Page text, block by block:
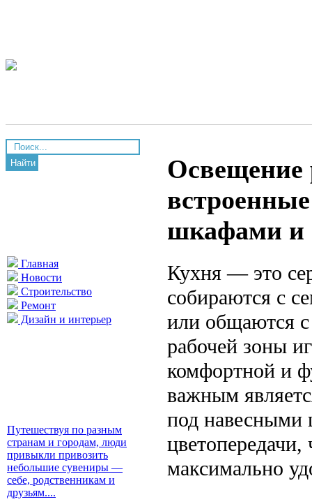
Найти
Главная
Новости
Строительство
Ремонт
Дизайн и интерьер
Путешествуя по разным
странам и городам, люди
привыкли привозить
небольшие сувениры —
себе, родственникам и
друзьям....
Освещение
шкафами и
Кухня — это
собираются с
или общаются
рабочей зоны
комфортной и
важным
под навесными
максимально